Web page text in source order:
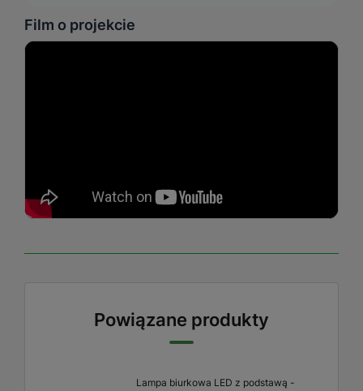
Film o projekcie
Powiązane produkty
Lampa biurkowa LED z podstawą -